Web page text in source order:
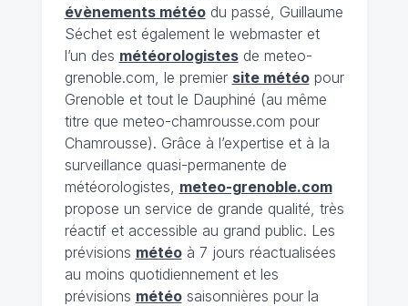
évènements météodu passé, Guillaume
Séchet est également le webmaster et
l’un des météorologistesde meteo-
grenoble.com, le premier site météopour
Grenoble et tout le Dauphiné (au même
titre que meteo-chamrousse.com pour
Chamrousse). Grâce à l’expertise et à la
surveillance quasi-permanente de
météorologistes, meteo-grenoble.com
propose un service de grande qualité, très
réactif et accessible au grand public. Les
prévisions météoà 7 jours réactualisées
au moins quotidiennement et les
prévisions météosaisonnières pour la